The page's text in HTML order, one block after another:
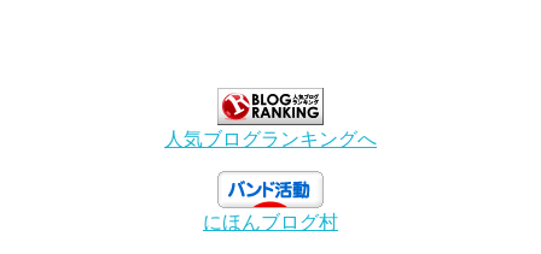
人気ブログランキングへ
にほんブログ村